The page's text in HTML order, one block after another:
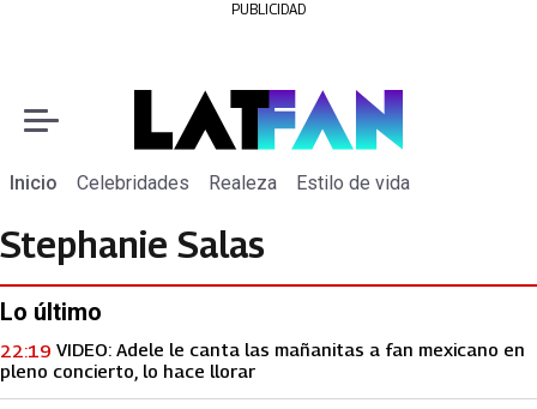
PUBLICIDAD
Inicio Celebridades Realeza Estilo de vida
Stephanie Salas
Lo último
VIDEO: Adele le canta las mañanitas a fan mexicano en
pleno concierto, lo hace llorar
22:19